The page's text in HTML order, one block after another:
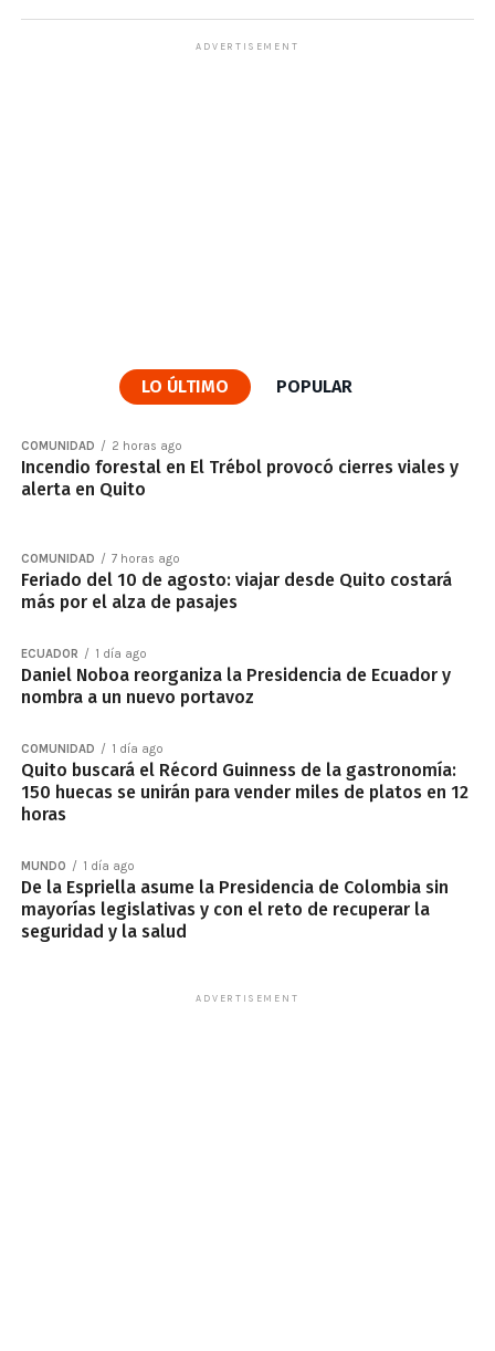
ADVERTISEMENT
LO ÚLTIMO POPULAR
COMUNIDAD 2 horas ago
Incendio forestal en El Trébol provocó cierres viales y
alerta en Quito
COMUNIDAD 7 horas ago
Feriado del 10 de agosto: viajar desde Quito costará
más por el alza de pasajes
ECUADOR 1 día ago
Daniel Noboa reorganiza la Presidencia de Ecuador y
nombra a un nuevo portavoz
COMUNIDAD 1 día ago
Quito buscará el Récord Guinness de la gastronomía:
150 huecas se unirán para vender miles de platos en 12
horas
MUNDO 1 día ago
De la Espriella asume la Presidencia de Colombia sin
mayorías legislativas y con el reto de recuperar la
seguridad y la salud
ADVERTISEMENT